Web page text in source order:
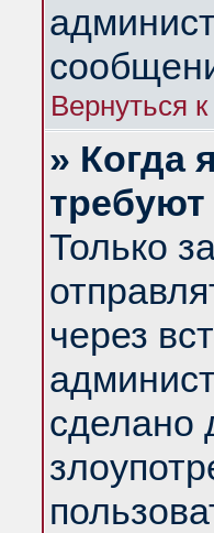
Вернуться
» Когда
Только
через
сделано